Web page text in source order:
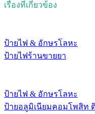
เรื่องที่เกี่ยวข้อง
ป้ายไฟ & อักษรโลหะ
ป้ายไฟร้านขายยา
ป้ายไฟ & อักษรโลหะ
ป้ายอลูมิเนียมคอมโพสิท